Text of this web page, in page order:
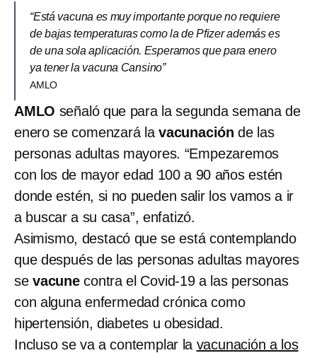
“Está vacuna es muy importante porque no requiere
de bajas temperaturas como la de Pfizer además es
de una sola aplicación. Esperamos que para enero
ya tener la vacuna Cansino”
AMLO
AMLO señaló que para la segunda semana de
enero se comenzará lavacunación de las
personas adultas mayores. “Empezaremos
con los de mayor edad 100 a 90 años estén
donde estén, si no pueden salir los vamos a ir
a buscar a su casa”, enfatizó.
Asimismo, destacó que se está contemplando
que después de las personas adultas mayores
sevacunecontra el Covid-19 a las personas
con alguna enfermedad crónica como
hipertensión, diabetes u obesidad.
Incluso se va a contemplar la vacunación a los